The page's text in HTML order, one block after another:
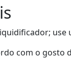
use
com o gosto